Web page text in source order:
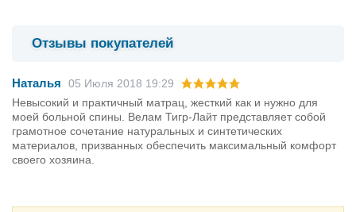
Отзывы покупателей
Наталья
05 Июля 2018 19:29
Невысокий и практичный матрац, жесткий как и нужно для
моей больной спины. Велам Тигр-Лайт представляет собой
грамотное сочетание натуральных и синтетических
материалов, призванных обеспечить максимальный комфорт
своего хозяина.